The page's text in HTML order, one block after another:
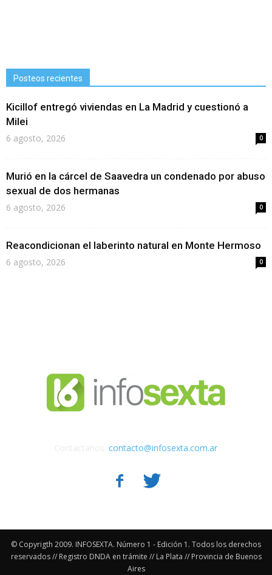
Posteos recientes
Kicillof entregó viviendas en La Madrid y cuestionó a
Milei
6 agosto, 2026 0
Murió en la cárcel de Saavedra un condenado por abuso
sexual de dos hermanas
6 agosto, 2026 0
Reacondicionan el laberinto natural en Monte Hermoso
6 agosto, 2026 0
contacto@infosexta.com.ar
© Copyrigth 2009. INFOSEXTA. Número 1 - Edición 1. Todos los derechos
reservados // Registro DNDA en trámite // La Plata // Provincia de Buenos
Aires